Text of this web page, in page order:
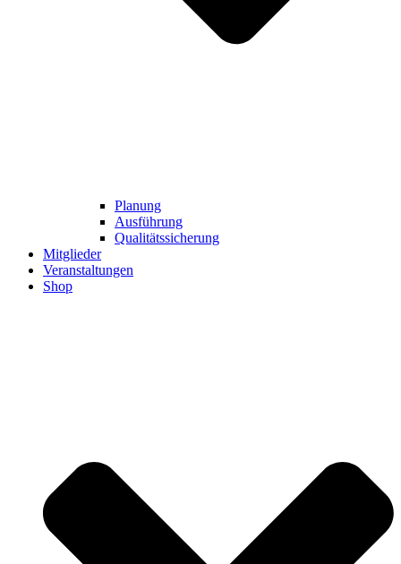
Planung
Ausführung
Qualitätssicherung
Mitglieder
Veranstaltungen
Shop